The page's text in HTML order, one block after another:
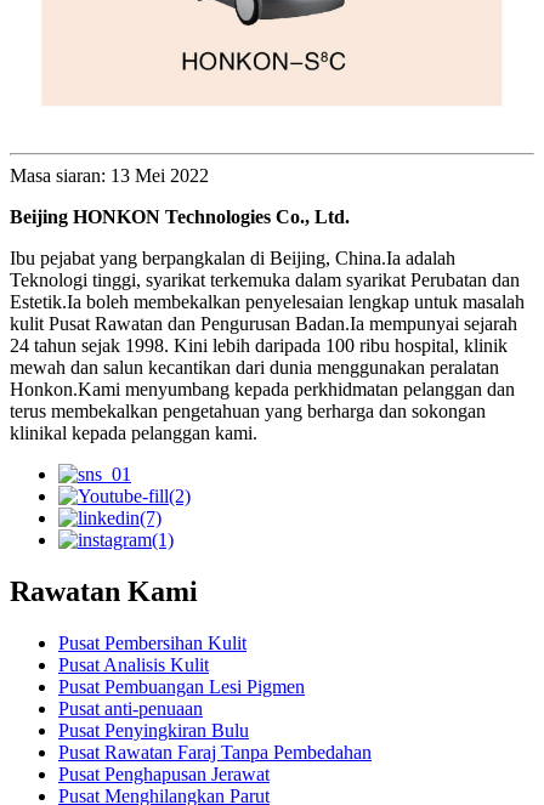
Masa siaran: 13 Mei 2022
Beijing HONKON Technologies Co., Ltd.
Ibu pejabat yang berpangkalan di Beijing, China.Ia adalah
Teknologi tinggi, syarikat terkemuka dalam syarikat Perubatan dan
Estetik.Ia boleh membekalkan penyelesaian lengkap untuk masalah
kulit Pusat Rawatan dan Pengurusan Badan.Ia mempunyai sejarah
24 tahun sejak 1998. Kini lebih daripada 100 ribu hospital, klinik
mewah dan salun kecantikan dari dunia menggunakan peralatan
Honkon.Kami menyumbang kepada perkhidmatan pelanggan dan
terus membekalkan pengetahuan yang berharga dan sokongan
klinikal kepada pelanggan kami.
Rawatan Kami
Pusat Pembersihan Kulit
Pusat Analisis Kulit
Pusat Pembuangan Lesi Pigmen
Pusat anti-penuaan
Pusat Penyingkiran Bulu
Pusat Rawatan Faraj Tanpa Pembedahan
Pusat Penghapusan Jerawat
Pusat Menghilangkan Parut